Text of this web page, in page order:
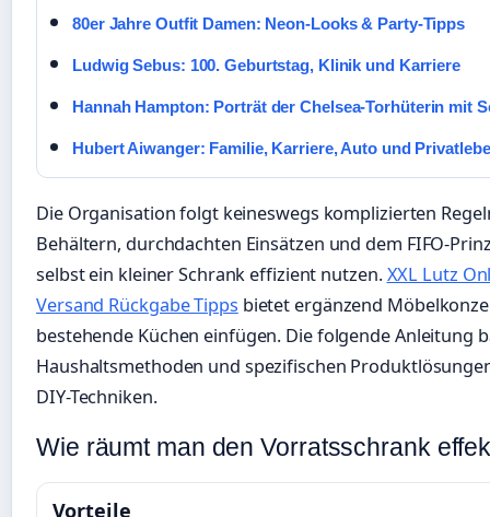
80er Jahre Outfit Damen: Neon-Looks & Party-Tipps
Ludwig Sebus: 100. Geburtstag, Klinik und Karriere
Hannah Hampton: Porträt der Chelsea-Torhüterin mit
Hubert Aiwanger: Familie, Karriere, Auto und
Die Organisation folgt keineswegs komplizierten
Behältern, durchdachten Einsätzen und dem FIFO-
selbst ein kleiner Schrank effizient nutzen.XXL Lutz
Versand Rückgabe Tipps bietet ergänzend
bestehende Küchen einfügen. Die folgende Anleitung
Haushaltsmethoden und spezifischen
DIY-Techniken.
Wie räumt man den Vorratsschrank
Vorteile